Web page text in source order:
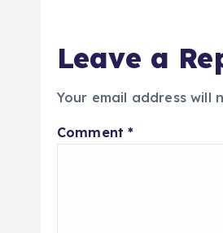
Leave a
Your email address will
Comment*